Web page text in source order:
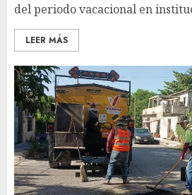
del periodo vacacional en
LEER MÁS